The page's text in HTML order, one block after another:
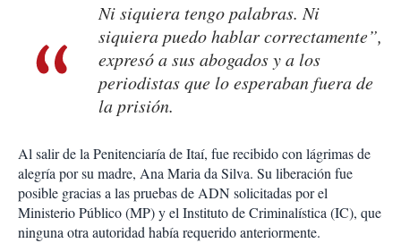
Ni siquiera tengo palabras. Ni
siquiera puedo hablar correctamente”,
expresó a sus abogados y a los
periodistas que lo esperaban fuera de
la prisión.
Al salir de la Penitenciaría de Itaí, fue recibido con lágrimas de
alegría por su madre, Ana Maria da Silva. Su liberación fue
posible gracias a las pruebas de ADN solicitadas por el
Ministerio Público (MP) y el Instituto de Criminalística (IC), que
ninguna otra autoridad había requerido anteriormente.